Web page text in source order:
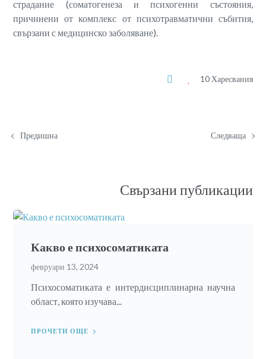
страдание (соматогенеза и психогенни състояния,
причинени от комплекс от психотравматични събития,
свързани с медицинско заболяване).
10 Харесвания
Предишна Следваща
Свързани публикации
Какво е психосоматиката
февруари 13, 2024
Психосоматиката е интердисциплинарна научна
област, която изучава...
ПРОЧЕТИ ОЩЕ